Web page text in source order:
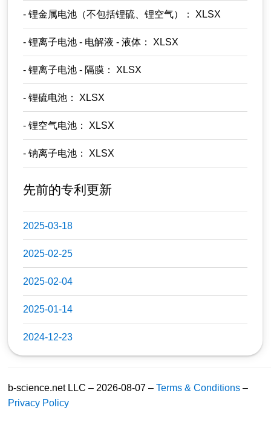
- 锂金属电池（不包括锂硫、锂空气）： XLSX
- 锂离子电池 - 电解液 - 液体： XLSX
- 锂离子电池 - 隔膜： XLSX
- 锂硫电池： XLSX
- 锂空气电池： XLSX
- 钠离子电池： XLSX
先前的专利更新
2025-03-18
2025-02-25
2025-02-04
2025-01-14
2024-12-23
b-science.net LLC – 2026-08-07 – Terms & Conditions –
Privacy Policy